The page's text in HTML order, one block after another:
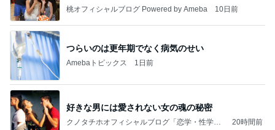
桃オフィシャルブログ Powered by Ameba 10日前
つらいのは更年期でなく病気のせい
Amebaトピックス 1日前
好きな男には愛されない女の魂の秘密
クノタチホオフィシャルブログ「恋学・性学研
20時間前